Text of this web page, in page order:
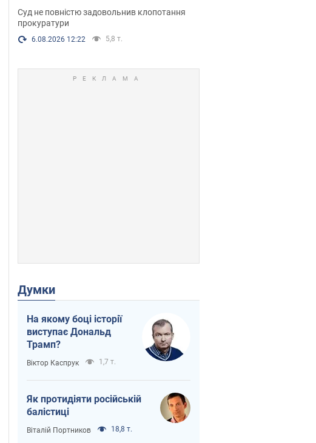
справу
Суд не повністю задовольнив клопотання
прокуратури
6.08.2026 12:22 5,8 т.
Думки
На якому боці історії
виступає Дональд
Трамп?
Віктор Каспрук 1,7 т.
Як протидіяти російській
балістиці
Віталій Портников 18,8 т.